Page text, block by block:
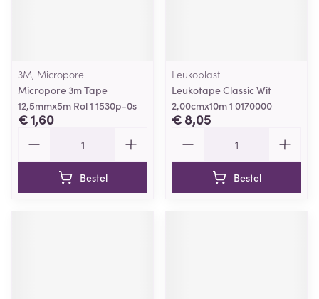
3M, Micropore
Micropore 3m Tape
12,5mmx5m Rol 1 1530p-0s
€ 1,60
Bestel
Leukoplast
Leukotape Classic Wit
2,00cmx10m 1 0170000
€ 8,05
Bestel